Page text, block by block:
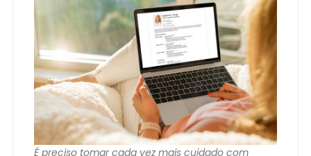
É preciso tomar cada vez mais cuidado com